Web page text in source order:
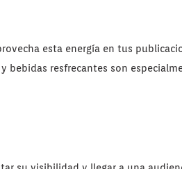
esta energía en tus
bebidas resfrecantes son